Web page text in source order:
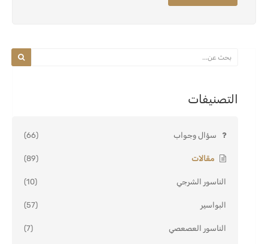
التصنيفات
سؤال وجواب (66)
مقالات (89)
الناسور الشرجي (10)
البواسير (57)
الناسور العصعصي (7)